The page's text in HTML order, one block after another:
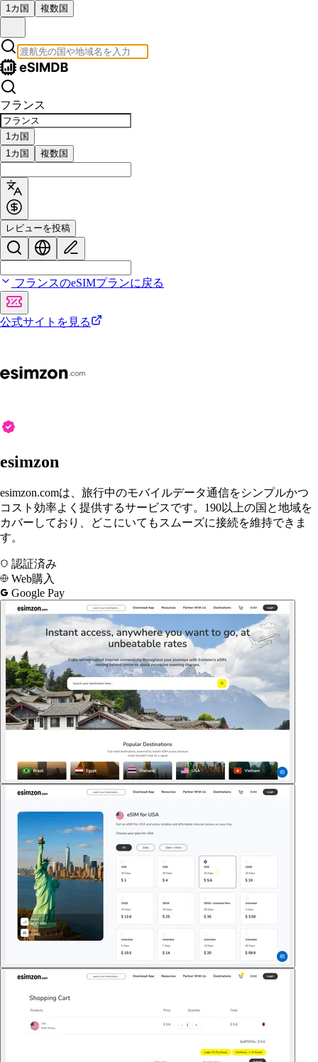
1カ国 複数国
フランス
1カ国
1カ国
複数国
レビューを投稿
フランスのeSIMプランに戻る
公式サイトを見る
esimzon
esimzon.comは、旅行中のモバイルデータ通信をシンプルかつ
コスト効率よく提供するサービスです。190以上の国と地域を
カバーしており、どこにいてもスムーズに接続を維持できま
す。
認証済み
Web購入
Google Pay